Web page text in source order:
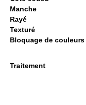
Manche
Rayé
Texturé
Bloquage de couleurs
Traitement